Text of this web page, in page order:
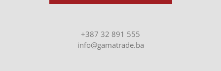
+387 32 891 555
info@gamatrade.ba